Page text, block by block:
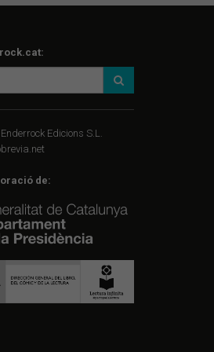
Edicions S.L.
de: